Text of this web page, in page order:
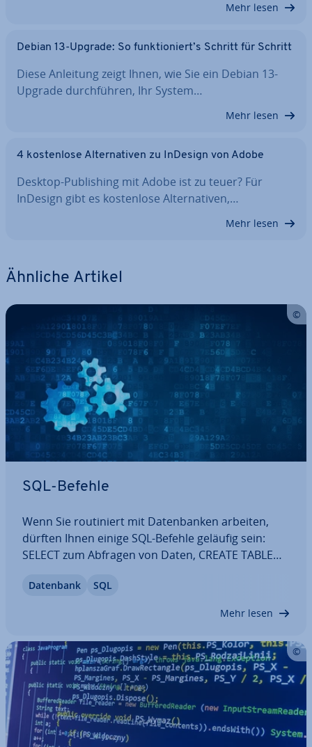
Mehr lesen
Debian 13-Upgrade: So funk­tio­niert’s Schritt für Schritt
Diese Anleitung zeigt Ihnen, wie Sie ein Debian 13-
Upgrade durch­füh­ren, Ihr System…
Mehr lesen
4 kos­ten­lo­se Al­ter­na­ti­ven zu InDesign von Adobe
Desktop-Pu­bli­shing mit Adobe ist zu teuer? Für
InDesign gibt es kos­ten­lo­se Al­ter­na­ti­ven,…
Mehr lesen
Ähnliche Artikel
SQL-Befehle
Wenn Sie rou­ti­niert mit Da­ten­ban­ken arbeiten,
dürften Ihnen einige SQL-Befehle geläufig sein:
SELECT zum Abfragen von Daten, CREATE TABLE
Einfügen von Da­ten­sät­zen. Darüber hinaus
Datenbank SQL
Mehr lesen